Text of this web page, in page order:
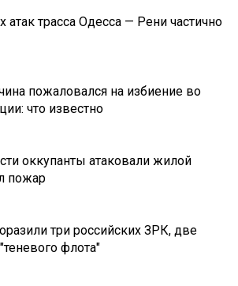
атак трасса Одесса — Рени частично
пожаловался на избиение во
что известно
оккупанты атаковали жилой
пожар
три российских ЗРК, две
флота"